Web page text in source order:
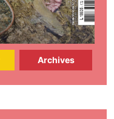
Archives